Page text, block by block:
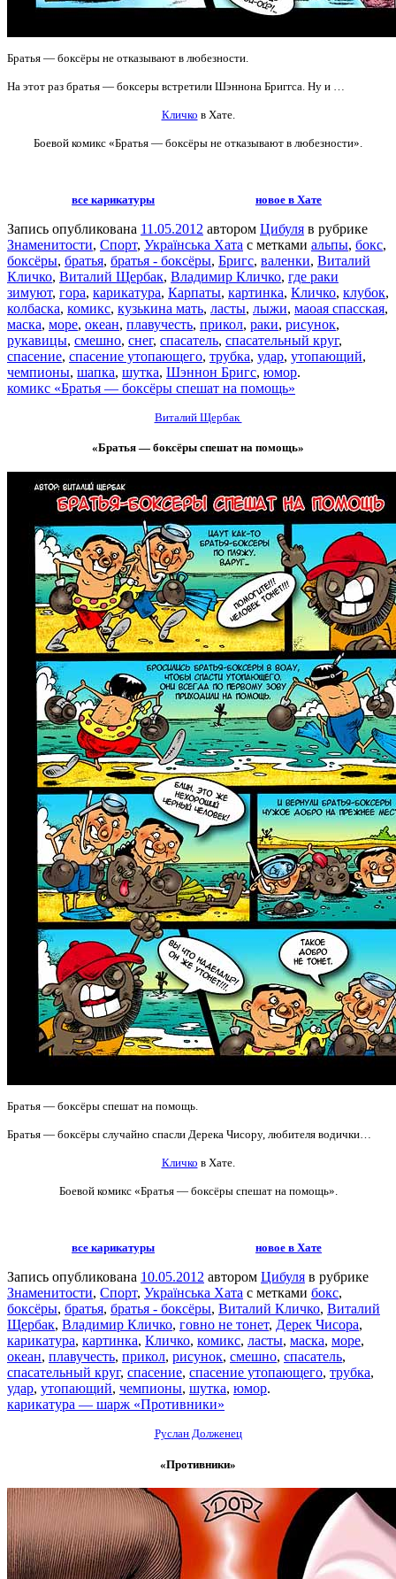
Братья — боксёры не отказывают в любезности.
На этот раз братья — боксеры встретили Шэннона Бриггса. Ну и …
Кличко в Хате.
Боевой комикс «Братья — боксёры не отказывают в любезности».
все карикатуры новое в Хате
Запись опубликована 11.05.2012 автором Цибуля в рубрике
Знаменитости, Спорт, Українська Хата с метками альпы, бокс,
боксёры, братья, братья - боксёры, Бригс, валенки, Виталий
Кличко, Виталий Щербак, Владимир Кличко, где раки
зимуют, гора, карикатура, Карпаты, картинка, Кличко, клубок,
колбаска, комикс, кузькина мать, ласты, лыжи, маоая спасская,
маска, море, океан, плавучесть, прикол, раки, рисунок,
рукавицы, смешно, снег, спасатель, спасательный круг,
спасение, спасение утопающего, трубка, удар, утопающий,
чемпионы, шапка, шутка, Шэннон Бригс, юмор.
комикс «Братья — боксёры спешат на помощь»
Виталий Щербак
«Братья — боксёры спешат на помощь»
Братья — боксёры спешат на помощь.
Братья — боксёры случайно спасли Дерека Чисору, любителя водички…
Кличко в Хате.
Боевой комикс «Братья — боксёры спешат на помощь».
все карикатуры новое в Хате
Запись опубликована 10.05.2012 автором Цибуля в рубрике
Знаменитости, Спорт, Українська Хата с метками бокс,
боксёры, братья, братья - боксёры, Виталий Кличко, Виталий
Щербак, Владимир Кличко, говно не тонет, Дерек Чисора,
карикатура, картинка, Кличко, комикс, ласты, маска, море,
океан, плавучесть, прикол, рисунок, смешно, спасатель,
спасательный круг, спасение, спасение утопающего, трубка,
удар, утопающий, чемпионы, шутка, юмор.
карикатура — шарж «Противники»
Руслан Долженец
«Противники»